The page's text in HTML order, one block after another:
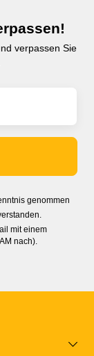
verpassen Sie
genommen
mit einem
nach).